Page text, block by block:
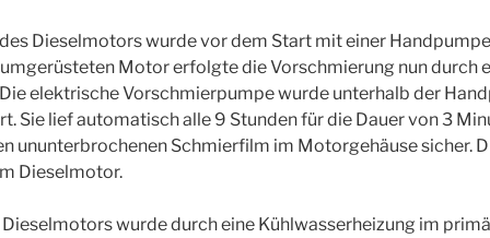
Dieselmotors wurde vor dem Start mit einer
Motor erfolgte die Vorschmierung nun durch
elektrische Vorschmierpumpe wurde unterhalb der
Sie lief automatisch alle 9 Stunden für die Dauer von 3
ununterbrochenen Schmierfilm im Motorgehäuse sicher.
Dieselmotor.
wurde durch eine Kühlwasserheizung im